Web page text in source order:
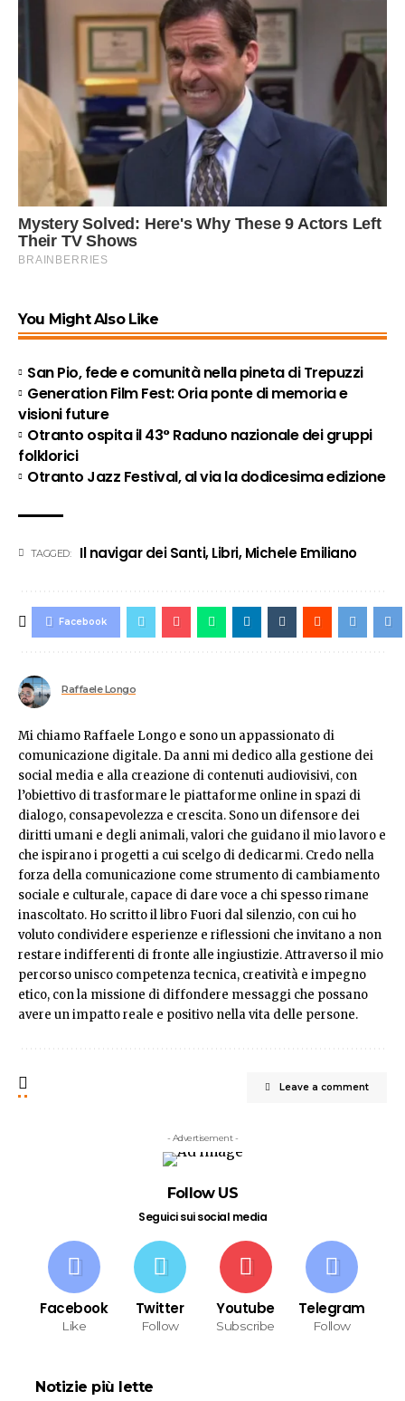
You Might Also Like
San Pio, fede e comunità nella pineta di Trepuzzi
Generation Film Fest: Oria ponte di memoria e
visioni future
Otranto ospita il 43° Raduno nazionale dei gruppi
folklorici
Otranto Jazz Festival, al via la dodicesima edizione
TAGGED: Il navigar dei Santi,Libri,Michele Emiliano
Facebook
Raffaele Longo
Mi chiamo Raffaele Longo e sono un appassionato di
comunicazione digitale. Da anni mi dedico alla gestione dei
social media e alla creazione di contenuti audiovisivi, con
l’obiettivo di trasformare le piattaforme online in spazi di
dialogo, consapevolezza e crescita. Sono un difensore dei
diritti umani e degli animali, valori che guidano il mio lavoro e
che ispirano i progetti a cui scelgo di dedicarmi. Credo nella
forza della comunicazione come strumento di cambiamento
sociale e culturale, capace di dare voce a chi spesso rimane
inascoltato. Ho scritto il libro Fuori dal silenzio, con cui ho
voluto condividere esperienze e riflessioni che invitano a non
restare indifferenti di fronte alle ingiustizie. Attraverso il mio
percorso unisco competenza tecnica, creatività e impegno
etico, con la missione di diffondere messaggi che possano
avere un impatto reale e positivo nella vita delle persone.
Leave a comment
- Advertisement -
Follow US
Seguici sui social media
Facebook
Like
Twitter
Follow
Youtube
Subscribe
Telegram
Follow
Notizie più lette